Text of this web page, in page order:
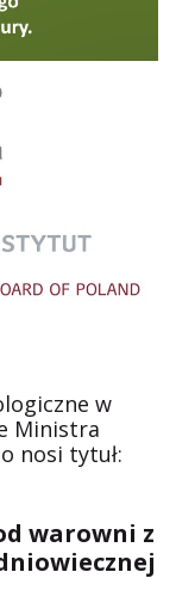
w
Ministra
nosi tytuł:
warowni z